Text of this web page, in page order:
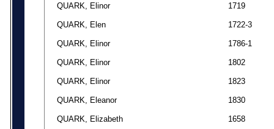
QUARK, Elinor 1719
QUARK, Elen 1722-3
QUARK, Elinor 1786-1
QUARK, Elinor 1802
QUARK, Elinor 1823
QUARK, Eleanor 1830
QUARK, Elizabeth 1658